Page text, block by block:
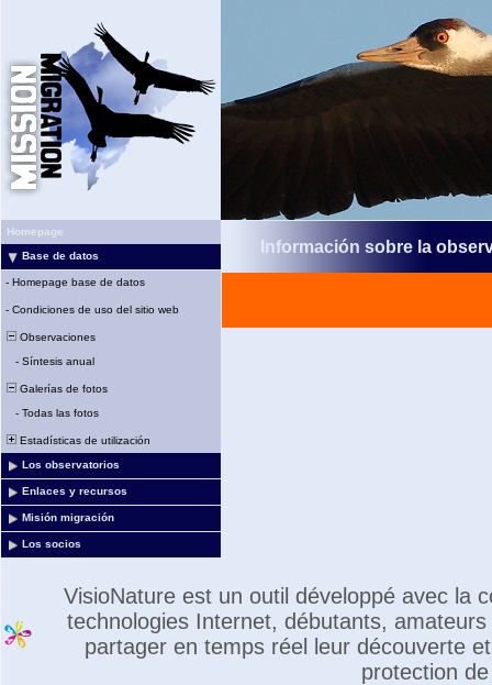
Homepage
Base de datos
- Homepage base de datos
- Condiciones de uso del sitio web
Observaciones
- Síntesis anual
Galerías de fotos
- Todas las fotos
Estadísticas de utilización
Los observatorios
Enlaces y recursos
Misión migración
Los socios
Información sobre la
VisioNature est un outil développé avec la
technologies Internet, débutants,
partager en temps réel leur découverte
protection